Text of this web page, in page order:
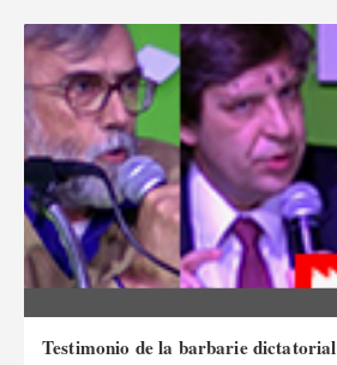
Testimonio de la barbarie dictatorial